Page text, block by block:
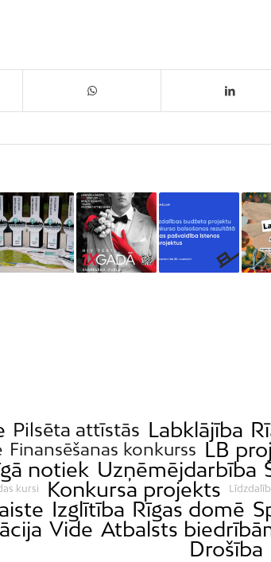
Pilsēta attīstās Labklājība
Finansēšanas konkurss LB
notiek Uzņēmējdarbība
kursi Konkursa projekts
Izglītība Rīgas domē
Vide Atbalsts
Drošība